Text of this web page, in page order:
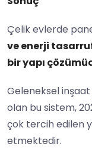
Çelik evlerde
ve enerji
bir yapı
Geleneksel
olan bu sistem,
çok tercih edilen
etmektedir.